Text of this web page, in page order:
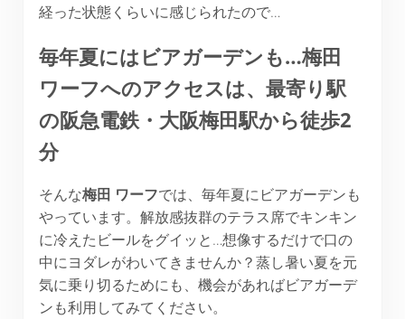
経った状態くらいに感じられたので…
毎年夏にはビアガーデンも…梅田
ワーフへのアクセスは、最寄り駅
の阪急電鉄・大阪梅田駅から徒歩2
分
そんな梅田 ワーフでは、毎年夏にビアガーデンも
やっています。解放感抜群のテラス席でキンキン
に冷えたビールをグイッと…想像するだけで口の
中にヨダレがわいてきませんか？蒸し暑い夏を元
気に乗り切るためにも、機会があればビアガーデ
ンも利用してみてください。